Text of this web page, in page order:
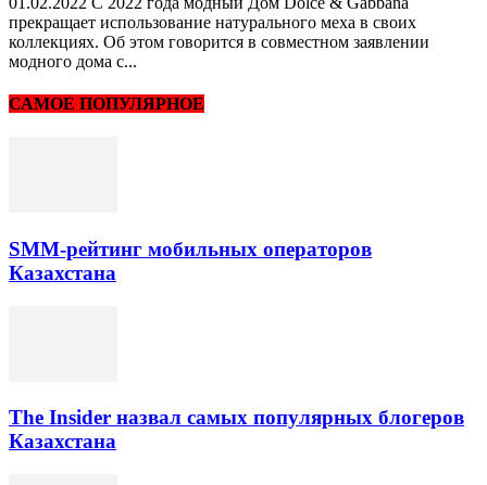
прекращает использование натурального меха в своих
коллекциях. Об этом говорится в совместном заявлении
модного дома с...
САМОЕ ПОПУЛЯРНОЕ
SMM-рейтинг мобильных операторов
Казахстана
The Insider назвал самых популярных блогеров
Казахстана